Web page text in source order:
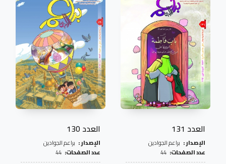
العدد 131
الإصدار : براعم الجوادين
عدد الصفحات: 44
العدد 130
الإصدار : براعم الجوادين
عدد الصفحات: 44